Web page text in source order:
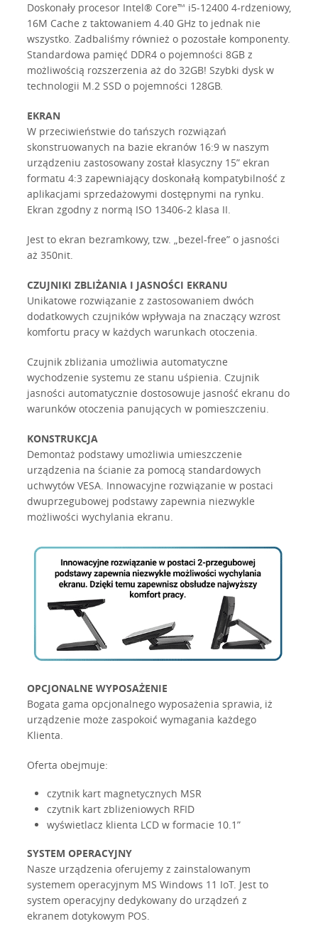
Doskonały procesor Intel® Core™ i5-12400 4-rdzeniowy,
16M Cache z taktowaniem 4.40 GHz to jednak nie
wszystko. Zadbaliśmy również o pozostałe komponenty.
Standardowa pamięć DDR4 o pojemności 8GB z
możliwością rozszerzenia aż do 32GB! Szybki dysk w
technologii M.2 SSD o pojemności 128GB.
EKRAN
W przeciwieństwie do tańszych rozwiązań
skonstruowanych na bazie ekranów 16:9 w naszym
urządzeniu zastosowany został klasyczny 15” ekran
formatu 4:3 zapewniający doskonałą kompatybilność z
aplikacjami sprzedażowymi dostępnymi na rynku.
Ekran zgodny z normą ISO 13406-2 klasa II.
Jest to ekran bezramkowy, tzw. „bezel-free” o jasności
aż 350nit.
CZUJNIKI ZBLIŻANIA I JASNOŚCI EKRANU
Unikatowe rozwiązanie z zastosowaniem dwóch
dodatkowych czujników wpływaja na znaczący wzrost
komfortu pracy w każdych warunkach otoczenia.
Czujnik zbliżania umożliwia automatyczne
wychodzenie systemu ze stanu uśpienia. Czujnik
jasności automatycznie dostosowuje jasność ekranu do
warunków otoczenia panujących w pomieszczeniu.
KONSTRUKCJA
Demontaż podstawy umożliwia umieszczenie
urządzenia na ścianie za pomocą standardowych
uchwytów VESA. Innowacyjne rozwiązanie w postaci
dwuprzegubowej podstawy zapewnia niezwykle
możliwości wychylania ekranu.
OPCJONALNE WYPOSAŻENIE
Bogata gama opcjonalnego wyposażenia sprawia, iż
urządzenie może zaspokoić wymagania każdego
Klienta.
Oferta obejmuje:
czytnik kart magnetycznych MSR
czytnik kart zbliżeniowych RFID
wyświetlacz klienta LCD w formacie 10.1”
SYSTEM OPERACYJNY
Nasze urządzenia oferujemy z zainstalowanym
systemem operacyjnym MS Windows 11 IoT. Jest to
system operacyjny dedykowany do urządzeń z
ekranem dotykowym POS.